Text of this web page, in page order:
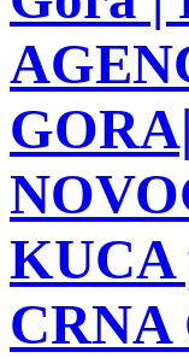
KUCA
CRNA